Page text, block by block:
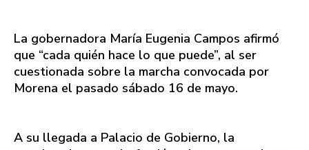
La gobernadora María Eugenia Campos afirmó
que “cada quién hace lo que puede”, al ser
cuestionada sobre la marcha convocada por
Morena el pasado sábado 16 de mayo.
A su llegada a Palacio de Gobierno, la